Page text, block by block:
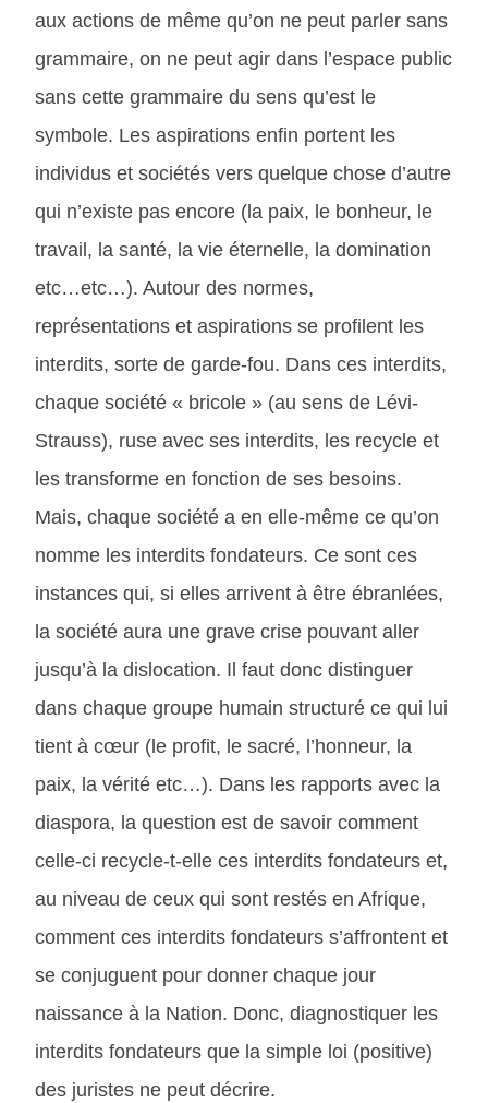
aux actions de même qu’on ne peut parler sans
grammaire, on ne peut agir dans l’espace public
sans cette grammaire du sens qu’est le
symbole. Les aspirations enfin portent les
individus et sociétés vers quelque chose d’autre
qui n’existe pas encore (la paix, le bonheur, le
travail, la santé, la vie éternelle, la domination
etc…etc…). Autour des normes,
représentations et aspirations se profilent les
interdits, sorte de garde-fou. Dans ces interdits,
chaque société « bricole » (au sens de Lévi-
Strauss), ruse avec ses interdits, les recycle et
les transforme en fonction de ses besoins.
Mais, chaque société a en elle-même ce qu’on
nomme les interdits fondateurs. Ce sont ces
instances qui, si elles arrivent à être ébranlées,
la société aura une grave crise pouvant aller
jusqu’à la dislocation. Il faut donc distinguer
dans chaque groupe humain structuré ce qui lui
tient à cœur (le profit, le sacré, l’honneur, la
paix, la vérité etc…). Dans les rapports avec la
diaspora, la question est de savoir comment
celle-ci recycle-t-elle ces interdits fondateurs et,
au niveau de ceux qui sont restés en Afrique,
comment ces interdits fondateurs s’affrontent et
se conjuguent pour donner chaque jour
naissance à la Nation. Donc, diagnostiquer les
interdits fondateurs que la simple loi (positive)
des juristes ne peut décrire.